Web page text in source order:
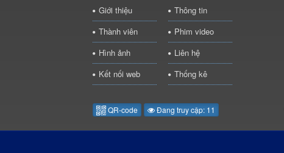
Giới thiệu
Thông tin
Thành viên
Phim video
Hình ảnh
Liên hệ
Kết nối web
Thống kê
QR-code Đang truy cập: 11